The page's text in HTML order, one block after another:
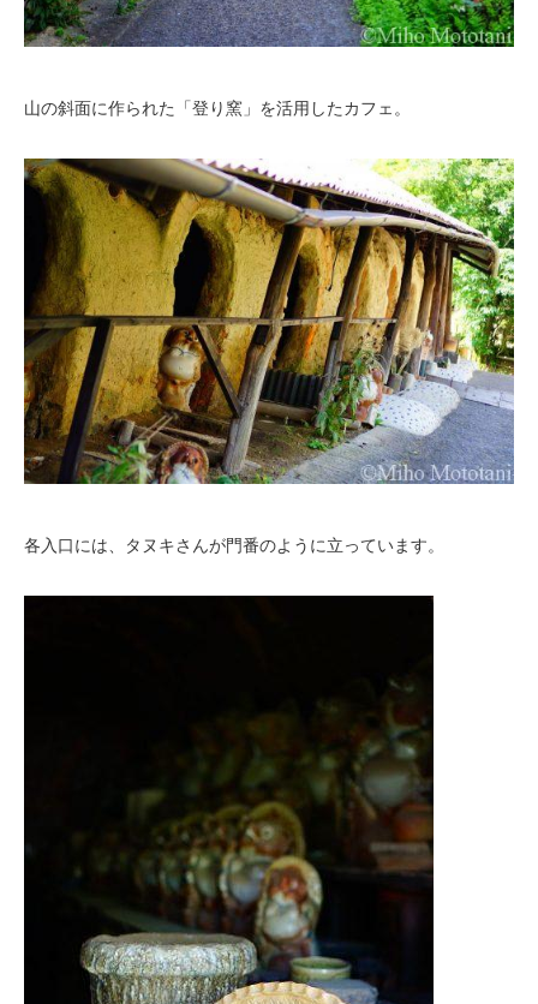
山の斜面に作られた「登り窯」を活用したカフェ。
各入口には、タヌキさんが門番のように立っています。